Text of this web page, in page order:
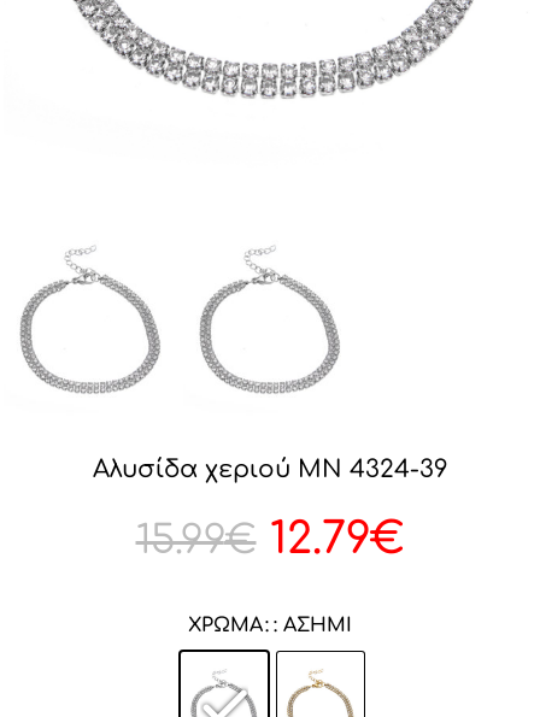
Αλυσίδα χεριού MN 4324-39
15.99€ 12.79€
ΧΡΏΜΑ : ΑΣΗΜΊ